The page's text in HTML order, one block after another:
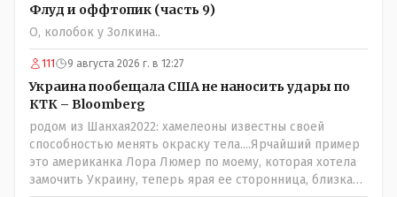
Флуд и оффтопик (часть 9)
О, колобок у Золкина..
111 9 августа 2026 г. в 12:27
Украина пообещала США не наносить удары по
КТК – Bloomberg
родом из Шанхая2022: хамелеоны известны своей
способностью менять окраску тела....Ярчайший пример
это американка Лора Люмер по моему, которая хотела
замочить Украину, теперь ярая ее сторонница, близкая